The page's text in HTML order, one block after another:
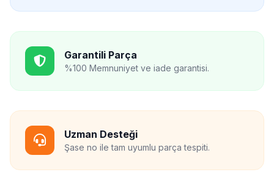
Garantili Parça
%100 Memnuniyet ve iade garantisi.
Uzman Desteği
Şase no ile tam uyumlu parça tespiti.